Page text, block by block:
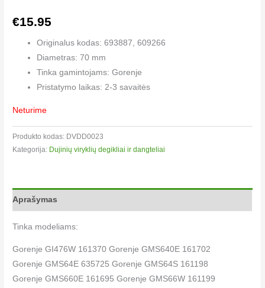
€15.95
Originalus kodas: 693887, 609266
Diametras: 70 mm
Tinka gamintojams: Gorenje
Pristatymo laikas: 2-3 savaitės
Neturime
Produkto kodas: DVDD0023
Kategorija: Dujinių viryklių degikliai ir dangteliai​
Aprašymas
Tinka modeliams:
Gorenje GI476W 161370 Gorenje GMS640E 161702
Gorenje GMS64E 635725 Gorenje GMS64S 161198
Gorenje GMS660E 161695 Gorenje GMS66W 161199